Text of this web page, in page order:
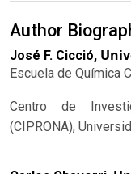
Author
José F. Cicció,
Escuela de Química
Centro de
(CIPRONA),